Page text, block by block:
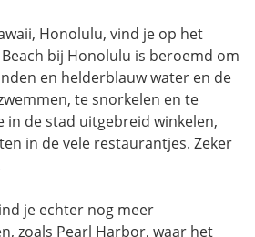
Honolulu, vind je op het
bij Honolulu is beroemd om
en helderblauw water en de
te snorkelen en te
in de stad uitgebreid winkelen,
in de vele restaurantjes. Zeker
je echter nog meer
zoals Pearl Harbor, waar het